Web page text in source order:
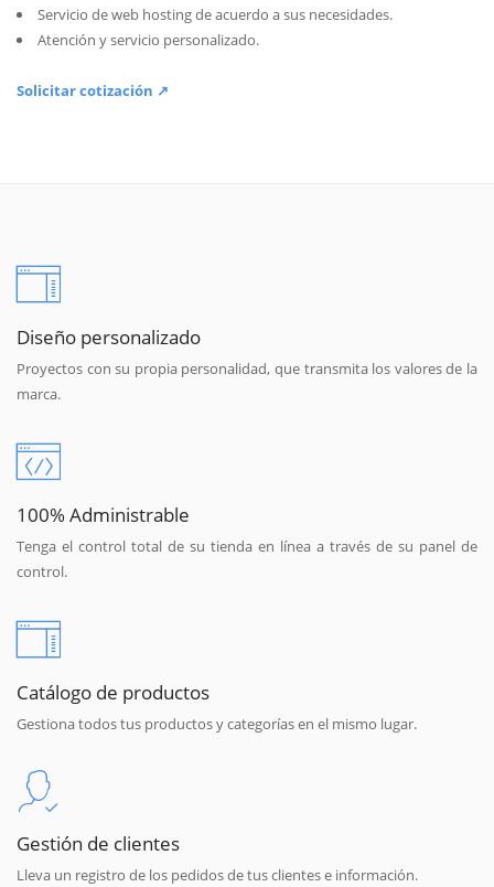
Servicio de web hosting de acuerdo a sus necesidades.
Atención y servicio personalizado.
Solicitar cotización ↗
Diseño personalizado
Proyectos con su propia personalidad, que transmita los valores de la
marca.
100% Administrable
Tenga el control total de su tienda en línea a través de su panel de
control.
Catálogo de productos
Gestiona todos tus productos y categorías en el mismo lugar.
Gestión de clientes
Lleva un registro de los pedidos de tus clientes e información.